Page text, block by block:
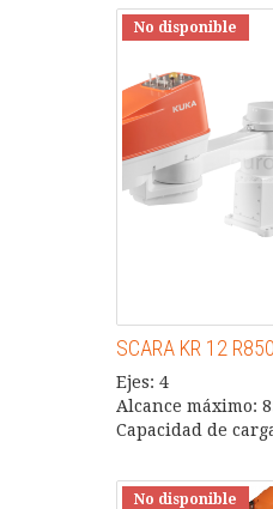
No disponible
SCARA KR 12
Ejes: 4
Alcance máximo:
Capacidad de
No disponible